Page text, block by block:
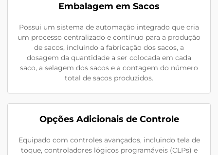
Embalagem em Sacos
Possui um sistema de automação integrado que cria
um processo centralizado e contínuo para a produção
de sacos, incluindo a fabricação dos sacos, a
dosagem da quantidade a ser colocada em cada
saco, a selagem dos sacos e a contagem do número
total de sacos produzidos.
Opções Adicionais de Controle
Equipado com controles avançados, incluindo tela de
toque, controladores lógicos programáveis (CLPs) e